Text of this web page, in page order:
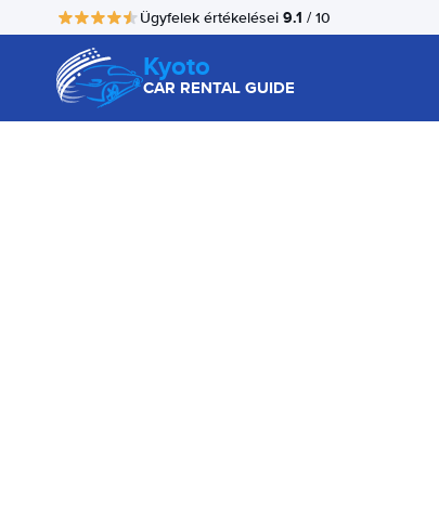
Ügyfelek értékelései 9.1 / 10
Kyoto
CAR RENTAL GUIDE